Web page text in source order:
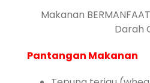
Makanan
Darah
Pantangan Makanan